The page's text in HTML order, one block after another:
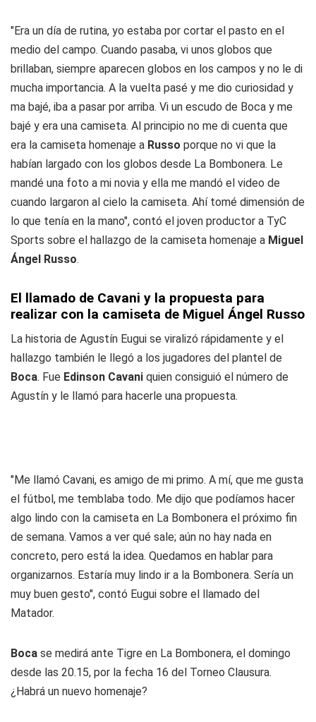
"Era un día de rutina, yo estaba por cortar el pasto en el
medio del campo. Cuando pasaba, vi unos globos que
brillaban, siempre aparecen globos en los campos y no le di
mucha importancia. A la vuelta pasé y me dio curiosidad y
ma bajé, iba a pasar por arriba. Vi un escudo de Boca y me
bajé y era una camiseta. Al principio no me di cuenta que
era la camiseta homenaje a Russo porque no vi que la
habían largado con los globos desde La Bombonera. Le
mandé una foto a mi novia y ella me mandó el video de
cuando largaron al cielo la camiseta. Ahí tomé dimensión de
lo que tenía en la mano", contó el joven productor a TyC
Sports sobre el hallazgo de la camiseta homenaje a Miguel
Ángel Russo.
El llamado de Cavani y la propuesta para
realizar con la camiseta de Miguel Ángel Russo
La historia de Agustín Eugui se viralizó rápidamente y el
hallazgo también le llegó a los jugadores del plantel de
Boca. Fue Edinson Cavani quien consiguió el número de
Agustín y le llamó para hacerle una propuesta.
"Me llamó Cavani, es amigo de mi primo. A mí, que me gusta
el fútbol, me temblaba todo. Me dijo que podíamos hacer
algo lindo con la camiseta en La Bombonera el próximo fin
de semana. Vamos a ver qué sale; aún no hay nada en
concreto, pero está la idea. Quedamos en hablar para
organizarnos. Estaría muy lindo ir a la Bombonera. Sería un
muy buen gesto", contó Eugui sobre el llamado del
Matador.
Boca se medirá ante Tigre en La Bombonera, el domingo
desde las 20.15, por la fecha 16 del Torneo Clausura.
¿Habrá un nuevo homenaje?